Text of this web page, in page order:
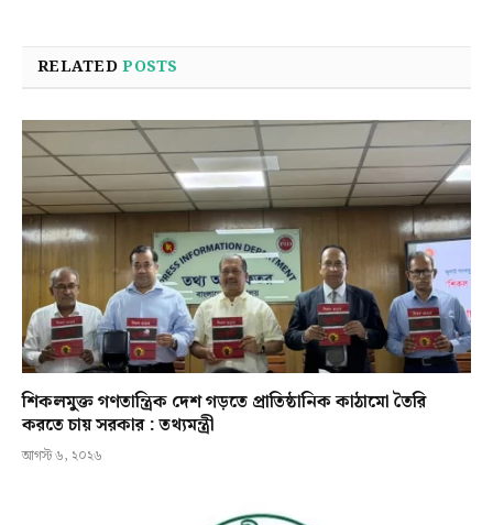
RELATEDPOSTS
শিকলমুক্ত গণতান্ত্রিক দেশ গড়তে প্রাতিষ্ঠানিক কাঠামো তৈরি
করতে চায় সরকার : তথ্যমন্ত্রী
আগস্ট ৬, ২০২৬